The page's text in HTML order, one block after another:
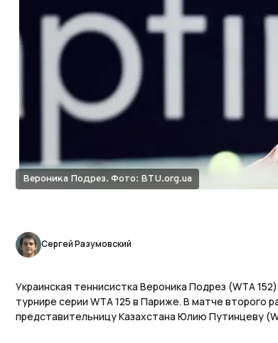
Вероника Подрез. Фото: BTU.org.ua
Сергей Разумовский
Украинская теннисистка Вероника Подрез (WTA
турнире серии WTA 125 в Париже. В матче второго
представительницу Казахстана Юлию Путинцеву